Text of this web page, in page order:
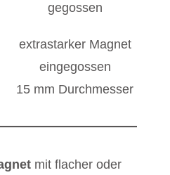
gegossen
extrastarker Magnet
eingegossen
15 mm Durchmesser
mit flacher oder